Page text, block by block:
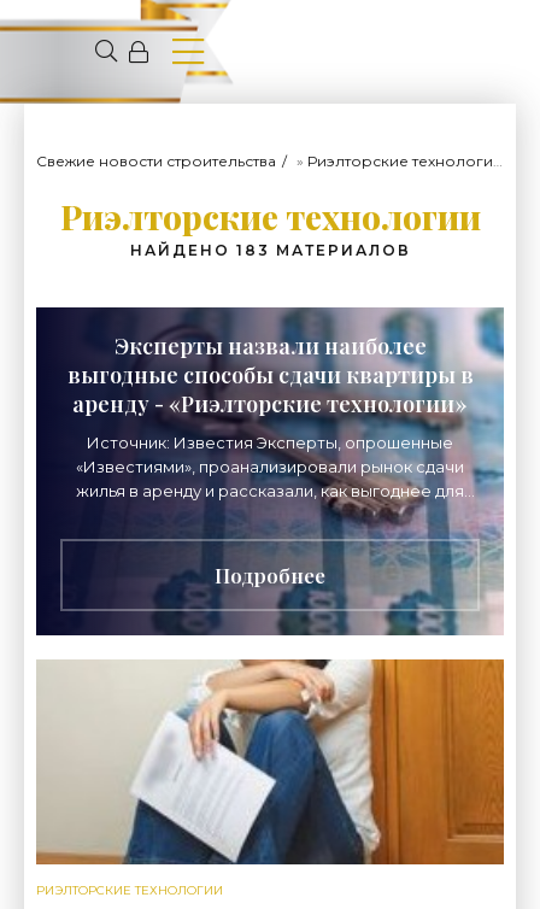
Свежие новости строительства » Риэлторские технологии
Риэлторские технологии
НАЙДЕНО 183 МАТЕРИАЛОВ
Эксперты назвали наиболее
выгодные способы сдачи квартиры в
аренду - «Риэлторские технологии»
Источник: Известия Эксперты, опрошенные
«Известиями», проанализировали рынок сдачи
жилья в аренду и рассказали, как выгоднее для
наймодателя сдавать квартиру — посуточно или в
долгосрочную
Подробнее
РИЭЛТОРСКИЕ ТЕХНОЛОГИИ